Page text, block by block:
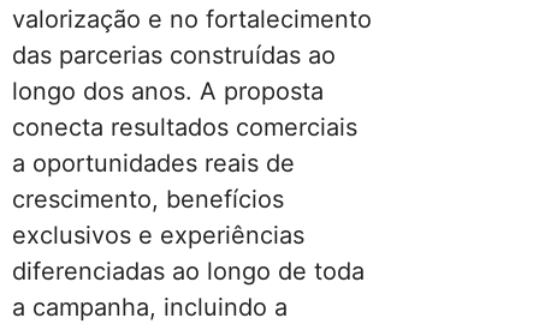
valorização e no fortalecimento
das parcerias construídas ao
longo dos anos. A proposta
conecta resultados comerciais
a oportunidades reais de
crescimento, benefícios
exclusivos e experiências
diferenciadas ao longo de toda
a campanha, incluindo a